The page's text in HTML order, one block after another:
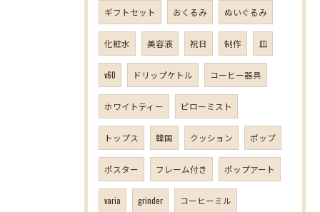
ギフトセット おくるみ ぬいぐるみ
化粧水 美容液 祝日 制作 皿
v60 ドリップケトル コーヒー器具
ホワイトティー ピローミスト
トップス 韓国 クッション ポップ
ポスター フレーム付き ポップアート
varia grinder コーヒーミル